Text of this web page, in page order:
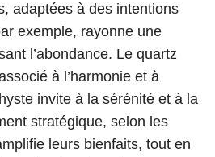
adaptées à des intentions
exemple, rayonne une
l’abondance. Le quartz
à l’harmonie et à
invite à la sérénité et à la
stratégique, selon les
leurs bienfaits, tout en